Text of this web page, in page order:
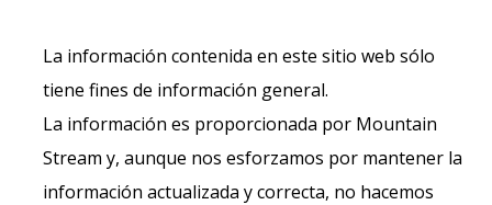
La información contenida en este sitio web sólo
tiene fines de información general.
La información es proporcionada por Mountain
Stream y, aunque nos esforzamos por mantener la
información actualizada y correcta, no hacemos